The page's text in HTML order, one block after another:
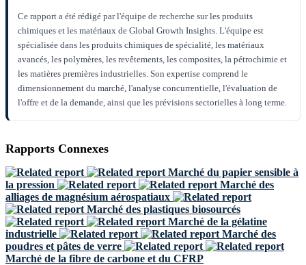
Ce rapport a été rédigé par l'équipe de recherche sur les produits
chimiques et les matériaux de Global Growth Insights. L'équipe est
spécialisée dans les produits chimiques de spécialité, les matériaux
avancés, les polymères, les revêtements, les composites, la pétrochimie et
les matières premières industrielles. Son expertise comprend le
dimensionnement du marché, l'analyse concurrentielle, l'évaluation de
l'offre et de la demande, ainsi que les prévisions sectorielles à long terme.
Rapports Connexes
Marché du papier sensible à
la pression
Marché des
alliages de magnésium aérospatiaux
Marché des plastiques biosourcés
Marché de la gélatine
industrielle
Marché des
poudres et pâtes de verre
Marché de la fibre de carbone et du CFRP